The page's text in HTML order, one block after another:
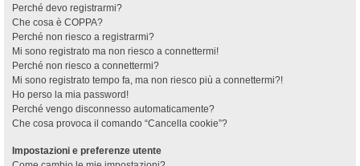
Perché devo registrarmi?
Che cosa è COPPA?
Perché non riesco a registrarmi?
Mi sono registrato ma non riesco a connettermi!
Perché non riesco a connettermi?
Mi sono registrato tempo fa, ma non riesco più a connettermi?!
Ho perso la mia password!
Perché vengo disconnesso automaticamente?
Che cosa provoca il comando “Cancella cookie”?
Impostazioni e preferenze utente